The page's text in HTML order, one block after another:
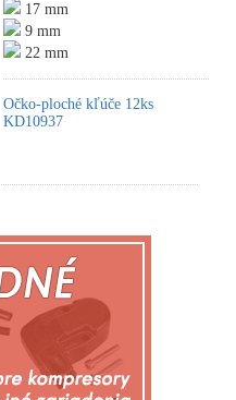
17 mm
9 mm
22 mm
Očko-ploché kľúče 12ks
KD10937